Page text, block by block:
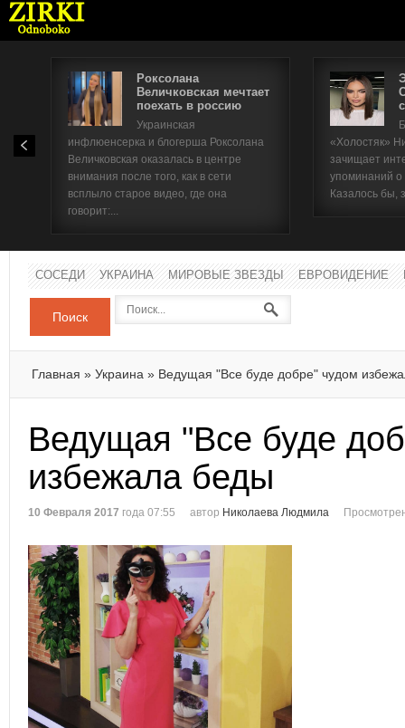
Роксолана
Величковская мечтает
поехать в россию
Украинская
инфлюенсерка и блогерша Роксолана
Величковская оказалась в центре
внимания после того, как в сети
всплыло старое видео, где она
говорит:...
«Холостяк»
зачищает
упоминаний
Казалось бы,
СОСЕДИ УКРАИНА МИРОВЫЕ ЗВЕЗДЫ ЕВРОВИДЕНИЕ
Поиск
Главная » Украина » Ведущая "Все буде добре" чудом
Ведущая "Все буде
избежала беды
10 Февраля 2017 года 07:55 автор Николаева Людмила
Имя